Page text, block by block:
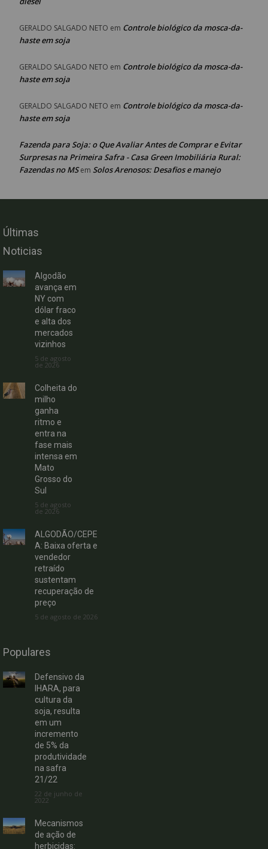
GERALDO SALGADO NETO em Controle biológico da mosca-da-
haste em soja
GERALDO SALGADO NETO em Controle biológico da mosca-da-
haste em soja
GERALDO SALGADO NETO em Controle biológico da mosca-da-
haste em soja
Fazenda para Soja: o Que Avaliar Antes de Comprar e Evitar
Surpresas na Primeira Safra - Casa Green Imobiliária Rural:
Fazendas no MSem Solos Arenosos: Desafios e manejo
Últimas
Noticias
Algodão
avança em
NY com
dólar fraco
e alta dos
mercados
vizinhos
5 de agosto
de 2026
Colheita do
milho
ganha
ritmo e
entra na
fase mais
intensa em
Mato
Grosso do
Sul
5 de agosto
de 2026
ALGODÃO/CEPE
A: Baixa oferta e
vendedor
retraído
sustentam
recuperação de
preço
5 de agosto de 2026
Populares
Defensivo da
IHARA, para
cultura da
soja, resulta
em um
incremento
de 5% da
produtividade
na safra
21/22
22 de junho de
2022
Mecanismos
de ação de
herbicidas: